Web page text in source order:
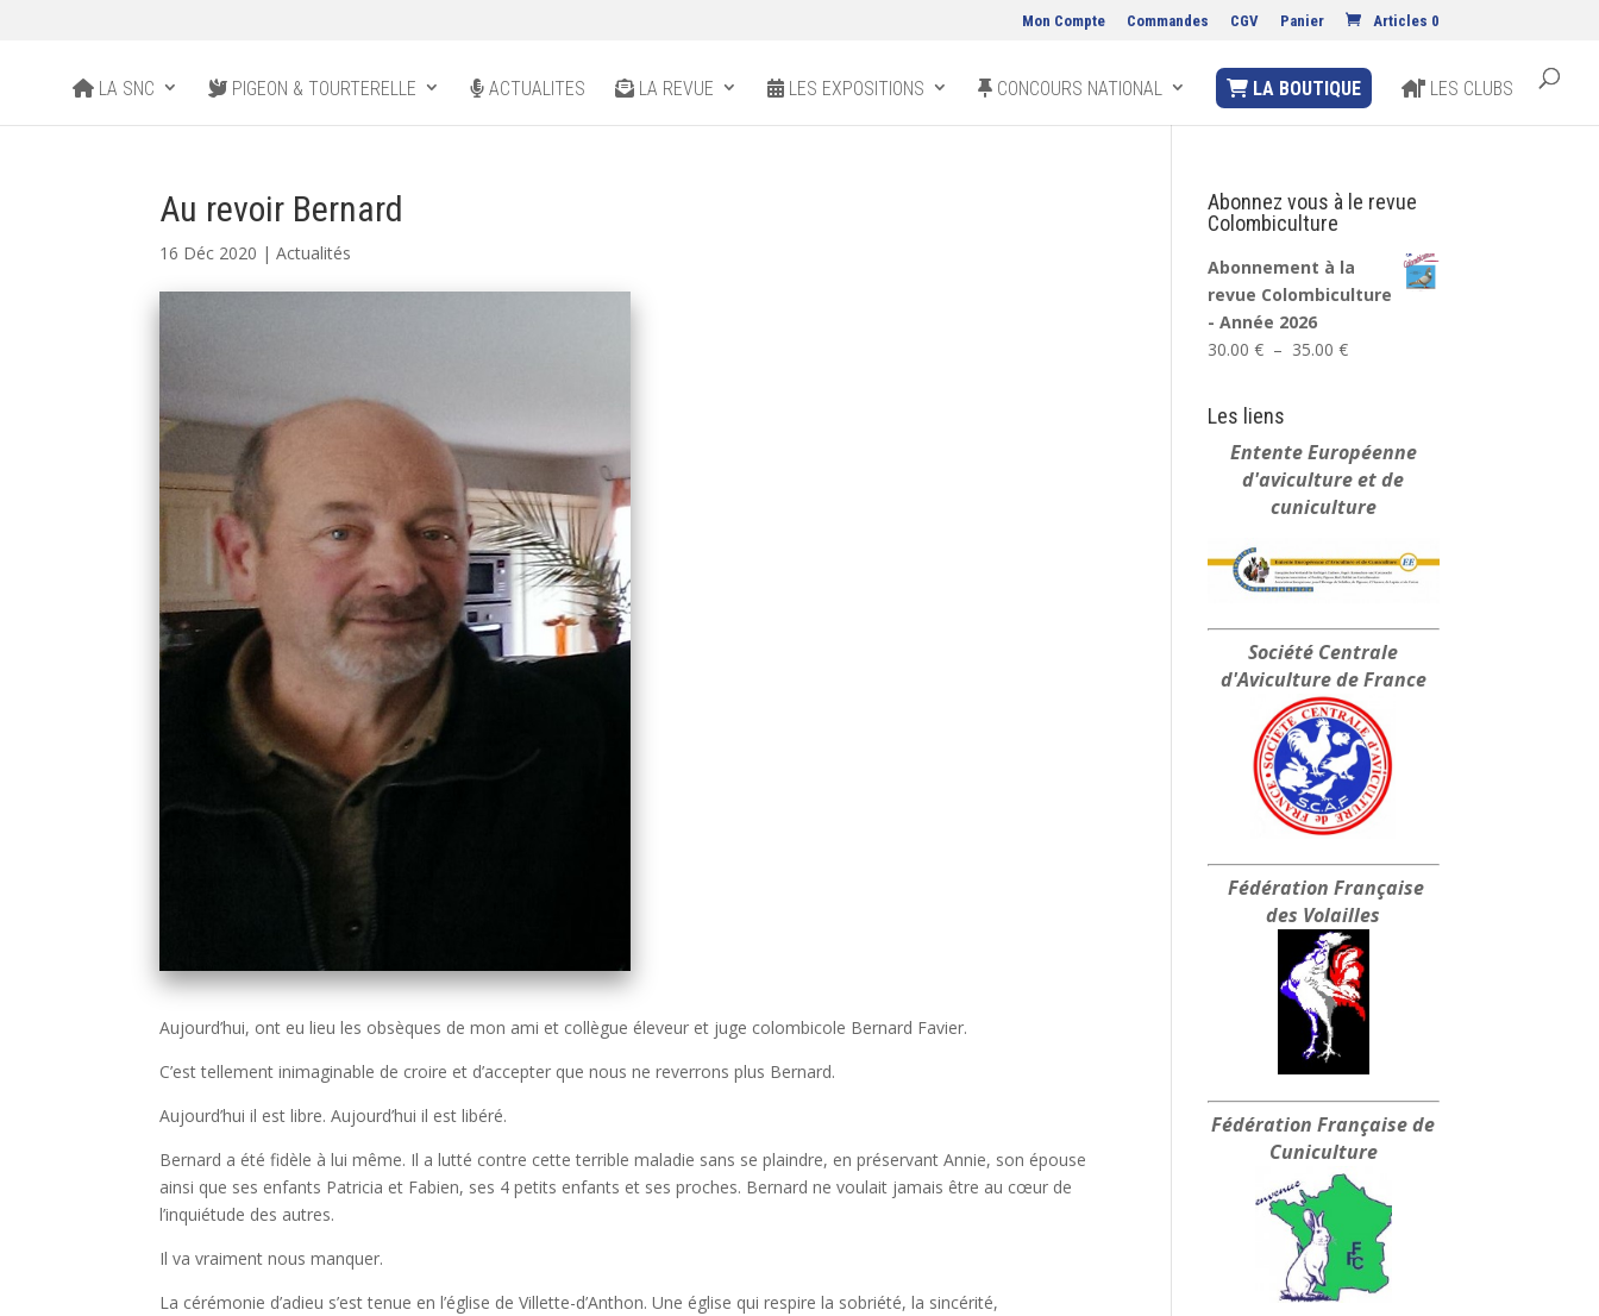
Mon Compte Commandes CGV Panier Articles 0
LA SNC PIGEON & TOURTERELLE ACTUALITES LA REVUE LES EXPOSITIONS CONCOURS NATIONAL LA BOUTIQUE LES CLUBS
Au revoir Bernard
16 Déc 2020 |Actualités
Aujourd’hui, ont eu lieu les obsèques de mon ami et collègue éleveur et juge colombicole Bernard Favier.
C’est tellement inimaginable de croire et d’accepter que nous ne reverrons plus Bernard.
Aujourd’hui il est libre. Aujourd’hui il est libéré.
Bernard a été fidèle à lui même. Il a lutté contre cette terrible maladie sans se plaindre, en préservant Annie, son épouse
ainsi que ses enfants Patricia et Fabien, ses 4 petits enfants et ses proches. Bernard ne voulait jamais être au cœur de
l’inquiétude des autres.
Il va vraiment nous manquer.
La cérémonie d’adieu s’est tenue en l’église de Villette-d’Anthon. Une église qui respire la sobriété, la sincérité,
Abonnez vous à le revue
Colombiculture
Abonnement à la
revue Colombiculture
- Année 2026
30.00€ – 35.00€Plage
à
35.00 €
Les liens
Entente Européenne
d'aviculture et de
cuniculture
Société Centrale
d'Aviculture de France
Fédération Française
des Volailles
Fédération Françaisede
Cuniculture